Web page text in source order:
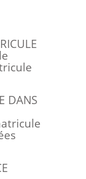
DANS